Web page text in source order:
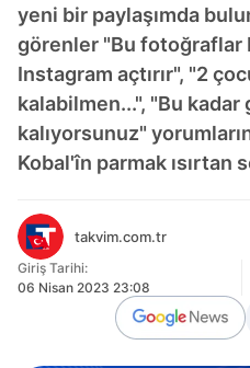
yeni bir paylaşımda
görenler "Bu fotoğraflar
Instagram açtırır", "2
kalabilmen...", "Bu kadar
kalıyorsunuz"
Kobal'în parmak ısırtan
takvim.com.tr
Giriş Tarihi:
06 Nisan 2023 23:08